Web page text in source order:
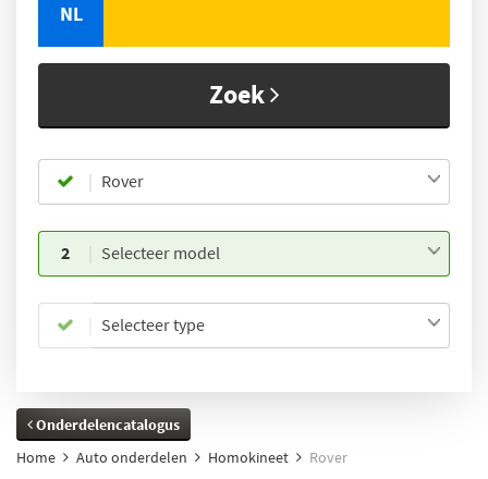
NL
Zoek
Rover
2 Selecteer model
Selecteer type
Onderdelencatalogus
Home
Auto onderdelen Homokineet Rover